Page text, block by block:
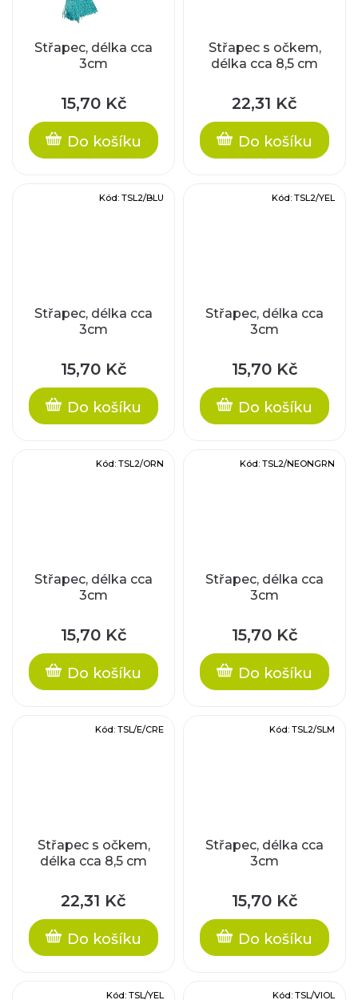
Střapec, délka cca
3cm
15,70 Kč
Do košíku
Střapec s očkem,
délka cca 8,5 cm
22,31 Kč
Do košíku
Střapec, délka cca
3cm
15,70 Kč
Do košíku
Kód: TSL2/BLU
Střapec, délka cca
3cm
15,70 Kč
Do košíku
Kód: TSL2/YEL
Střapec, délka cca
3cm
15,70 Kč
Do košíku
Kód: TSL2/ORN
Střapec, délka cca
3cm
15,70 Kč
Do košíku
Kód: TSL2/NEONGRN
Střapec s očkem,
délka cca 8,5 cm
22,31 Kč
Do košíku
Kód: TSL/E/CRE
Střapec, délka cca
3cm
15,70 Kč
Do košíku
Kód: TSL2/SLM
Kód: TSL/YEL Kód: TSL/VIOL